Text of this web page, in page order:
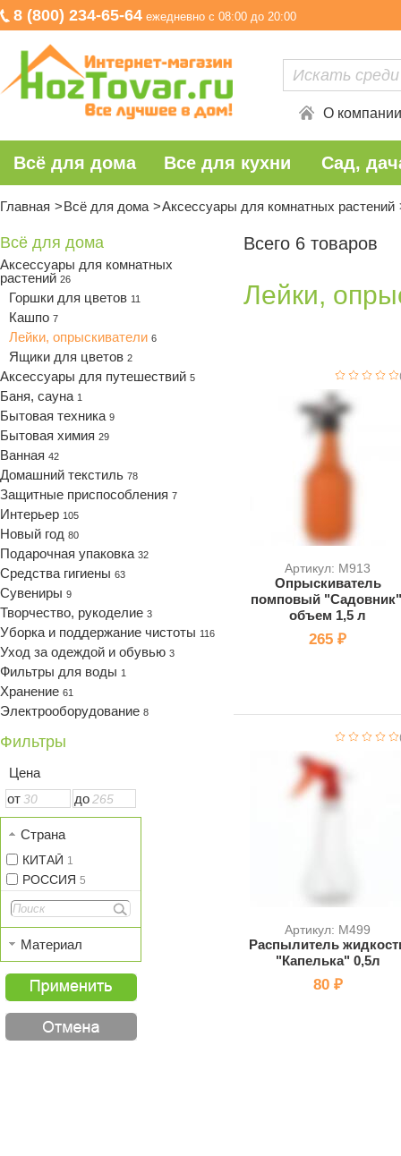
8 (800) 234-65-64 ежедневно с 08:00 до 20:00
О компании
Всё для дома Все для кухни Сад,
Главная Всё для дома Аксессуары для комнатных растений
Всё для дома
Аксессуары для комнатных
растений 26
Горшки для цветов 11
Кашпо 7
Лейки, опрыскиватели 6
Ящики для цветов 2
Аксессуары для путешествий 5
Баня, сауна 1
Бытовая техника 9
Бытовая химия 29
Ванная 42
Домашний текстиль 78
Защитные приспособления 7
Интерьер 105
Новый год 80
Подарочная упаковка 32
Средства гигиены 63
Сувениры 9
Творчество, рукоделие 3
Уборка и поддержание чистоты 116
Уход за одеждой и обувью 3
Фильтры для воды 1
Хранение 61
Электрооборудование 8
Фильтры
Цена
от
до
Страна
КИТАЙ 1
РОССИЯ 5
Материал
Всего 6 товаров
Лейки,
Артикул: M913
Опрыскиватель
помповый
объем 1,5 л
265 ₽
Артикул: M499
Распылитель
"Капелька" 0,5л
80 ₽